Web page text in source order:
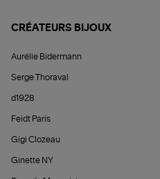
CRÉATEURS BIJOUX
Aurélie Bidermann
Serge Thoraval
d1928
Feidt Paris
Gigi Clozeau
Ginette NY